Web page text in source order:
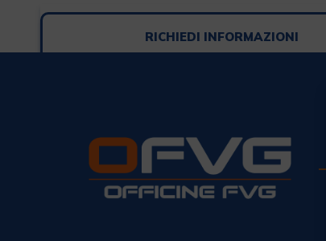
RICHIEDI INFORMAZIONI